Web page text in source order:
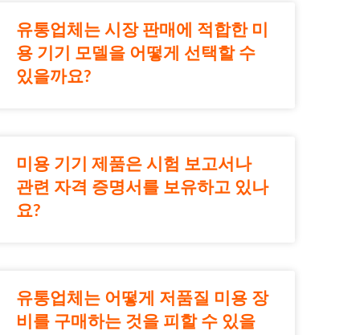
유통업체는 시장 판매에 적합한 미
용 기기 모델을 어떻게 선택할 수
있을까요?
미용 기기 제품은 시험 보고서나
관련 자격 증명서를 보유하고 있나
요?
유통업체는 어떻게 저품질 미용 장
비를 구매하는 것을 피할 수 있을